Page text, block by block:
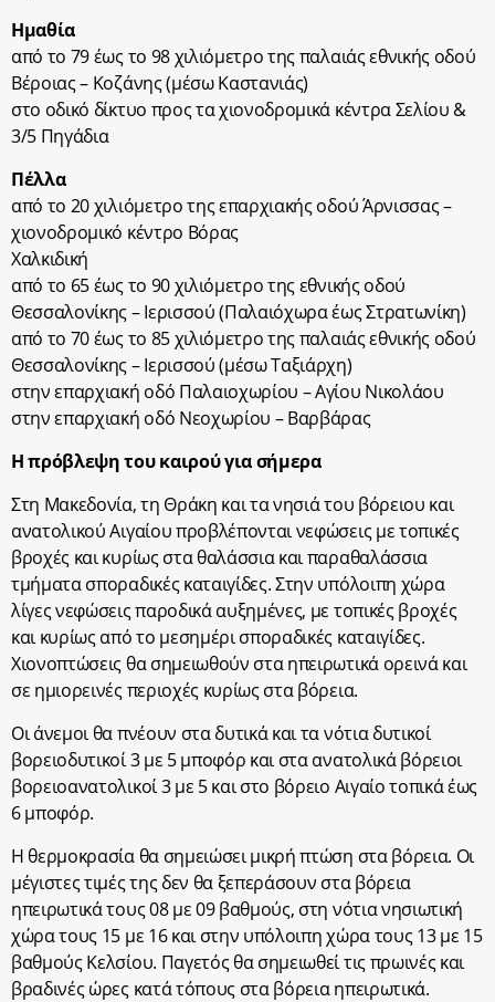
Ημαθία
από το 79 έως το 98 χιλιόμετρο της παλαιάς εθνικής οδού
Βέροιας – Κοζάνης (μέσω Καστανιάς)
στο οδικό δίκτυο προς τα χιονοδρομικά κέντρα Σελίου &
3/5 Πηγάδια
Πέλλα
από το 20 χιλιόμετρο της επαρχιακής οδού Άρνισσας –
χιονοδρομικό κέντρο Βόρας
Χαλκιδική
από το 65 έως το 90 χιλιόμετρο της εθνικής οδού
Θεσσαλονίκης – Ιερισσού (Παλαιόχωρα έως Στρατωνίκη)
από το 70 έως το 85 χιλιόμετρο της παλαιάς εθνικής οδού
Θεσσαλονίκης – Ιερισσού (μέσω Ταξιάρχη)
στην επαρχιακή οδό Παλαιοχωρίου – Αγίου Νικολάου
στην επαρχιακή οδό Νεοχωρίου – Βαρβάρας
Η πρόβλεψη του καιρού για σήμερα
Στη Μακεδονία, τη Θράκη και τα νησιά του βόρειου και
ανατολικού Αιγαίου προβλέπονται νεφώσεις με τοπικές
βροχές και κυρίως στα θαλάσσια και παραθαλάσσια
τμήματα σποραδικές καταιγίδες. Στην υπόλοιπη χώρα
λίγες νεφώσεις παροδικά αυξημένες, με τοπικές βροχές
και κυρίως από το μεσημέρι σποραδικές καταιγίδες.
Χιονοπτώσεις θα σημειωθούν στα ηπειρωτικά ορεινά και
σε ημιορεινές περιοχές κυρίως στα βόρεια.
Οι άνεμοι θα πνέουν στα δυτικά και τα νότια δυτικοί
βορειοδυτικοί 3 με 5 μποφόρ και στα ανατολικά βόρειοι
βορειοανατολικοί 3 με 5 και στο βόρειο Αιγαίο τοπικά έως
6 μποφόρ.
Η θερμοκρασία θα σημειώσει μικρή πτώση στα βόρεια. Οι
μέγιστες τιμές της δεν θα ξεπεράσουν στα βόρεια
ηπειρωτικά τους 08 με 09 βαθμούς, στη νότια νησιωτική
χώρα τους 15 με 16 και στην υπόλοιπη χώρα τους 13 με 15
βαθμούς Κελσίου. Παγετός θα σημειωθεί τις πρωινές και
βραδινές ώρες κατά τόπους στα βόρεια ηπειρωτικά.